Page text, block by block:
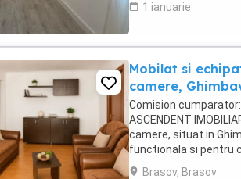
1 ianuarie
Mobilat si
camere,
Comision
ASCENDENT
camere, situat in
functionala si pentru
zona linistita. Cu o
Brasov, Brasov